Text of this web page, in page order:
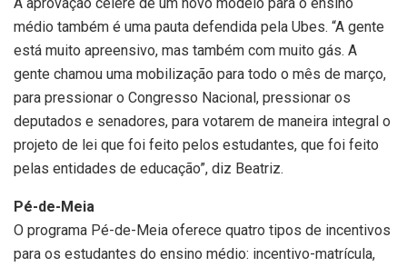
médio também é uma pauta defendida pela Ubes. “A gente
está muito apreensivo, mas também com muito gás. A
gente chamou uma mobilização para todo o mês de março,
para pressionar o Congresso Nacional, pressionar os
deputados e senadores, para votarem de maneira integral o
projeto de lei que foi feito pelos estudantes, que foi feito
pelas entidades de educação”, diz Beatriz.
Pé-de-Meia
O programa Pé-de-Meia oferece quatro tipos de incentivos
para os estudantes do ensino médio: incentivo-matrícula,